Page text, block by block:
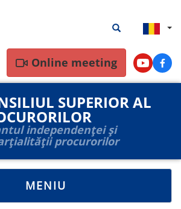
Rezultate
căutare
Rezultate
Online meeting Youtube
SUPERIOR AL
independenței și
procurorilor
TOGGLE
NAVIGATION
MENIU